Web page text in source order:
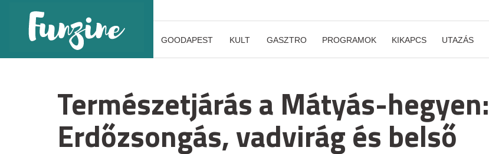
GOODAPEST KULT GASZTRO PROGRAMOK KIKAPCS UTAZÁS
Természetjárás a Mátyás-hegyen:
Erdőzsongás, vadvirág és belső